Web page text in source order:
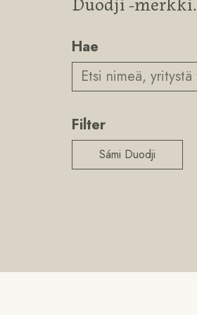
Hae
Filter
Sámi Duodji